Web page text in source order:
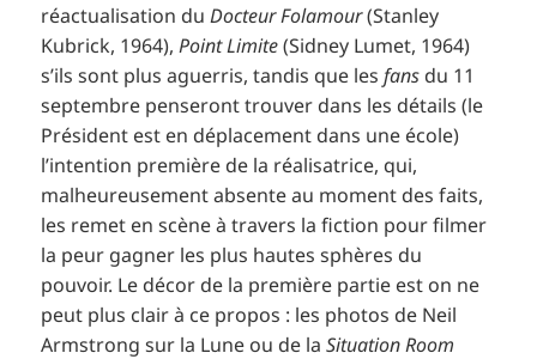
réactualisation duDocteur Folamour(Stanley
Kubrick, 1964),Point Limite(Sidney Lumet, 1964)
s’ils sont plus aguerris, tandis que lesfans du 11
septembre penseront trouver dans les détails (le
Président est en déplacement dans une école)
l’intention première de la réalisatrice, qui,
malheureusement absente au moment des faits,
les remet en scène à travers la fiction pour filmer
la peur gagner les plus hautes sphères du
pouvoir. Le décor de la première partie est on ne
peut plus clair à ce propos : les photos de Neil
Armstrong sur la Lune ou de laSituation Room